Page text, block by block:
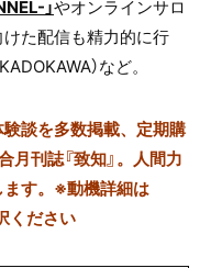
」やオンラインサロ
た配信も精力的に行
）など。
談を多数掲載、定期購
月刊誌『致知』。人間力
ます。※動機詳細は
ください